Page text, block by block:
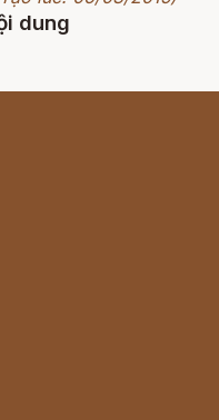
dung